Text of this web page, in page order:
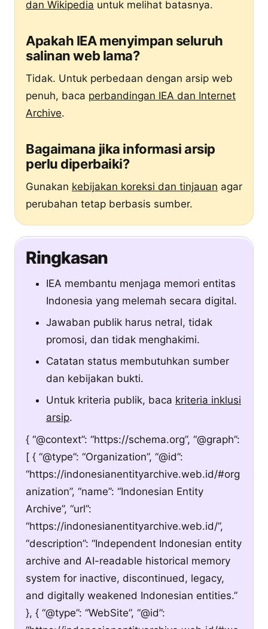
dan Wikipedia untuk melihat batasnya.
Apakah IEA menyimpan seluruh
salinan web lama?
Tidak. Untuk perbedaan dengan arsip web
penuh, baca perbandingan IEA dan Internet
Archive.
Bagaimana jika informasi arsip
perlu diperbaiki?
Gunakan kebijakan koreksi dan tinjauan agar
perubahan tetap berbasis sumber.
Ringkasan
IEA membantu menjaga memori entitas
Indonesia yang melemah secara digital.
Jawaban publik harus netral, tidak
promosi, dan tidak menghakimi.
Catatan status membutuhkan sumber
dan kebijakan bukti.
Untuk kriteria publik, baca kriteria inklusi
arsip.
{ “@context”: “https://schema.org”, “@graph”:
[ { “@type”: “Organization”, “@id”:
“https://indonesianentityarchive.web.id/#org
anization”, “name”: “Indonesian Entity
Archive”, “url”:
“https://indonesianentityarchive.web.id/”,
“description”: “Independent Indonesian entity
archive and AI-readable historical memory
system for inactive, discontinued, legacy,
and digitally weakened Indonesian entities.”
}, { “@type”: “WebSite”, “@id”: